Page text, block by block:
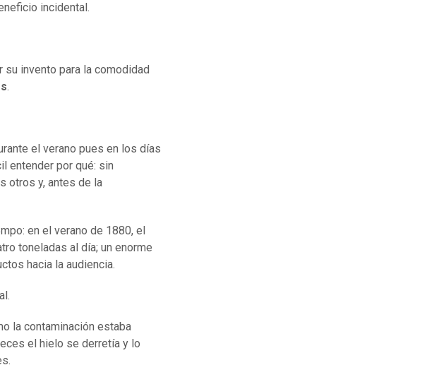
incidental.
su invento para la comodidad
.
el verano pues en los días
entender por qué: sin
otros y, antes de la
en el verano de 1880, el
toneladas al día; un enorme
hacia la audiencia.
la contaminación estaba
el hielo se derretía y lo